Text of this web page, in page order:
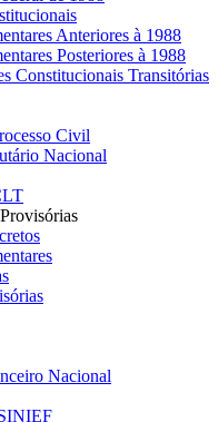
Anteriores à 1988
Posteriores à 1988
Constitucionais Transitórias
Civil
Nacional
Nacional